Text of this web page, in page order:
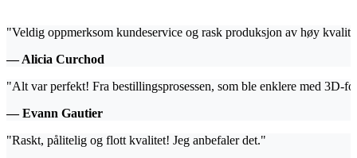
"Veldig oppmerksom kundeservice og rask produksjon av høy
— Alicia Curchod
"Alt var perfekt! Fra bestillingsprosessen, som ble enklere med 3D-
— Evann Gautier
"Raskt, pålitelig og flott kvalitet! Jeg anbefaler det."